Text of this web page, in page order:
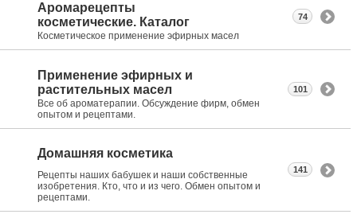
Аромарецепты
косметические. Каталог
Косметическое применение эфирных масел
74
Применение эфирных и
растительных масел
Все об ароматерапии. Обсуждение фирм, обмен
опытом и рецептами.
101
Домашняя косметика
Рецепты наших бабушек и наши собственные
изобретения. Кто, что и из чего. Обмен опытом и
рецептами.
141